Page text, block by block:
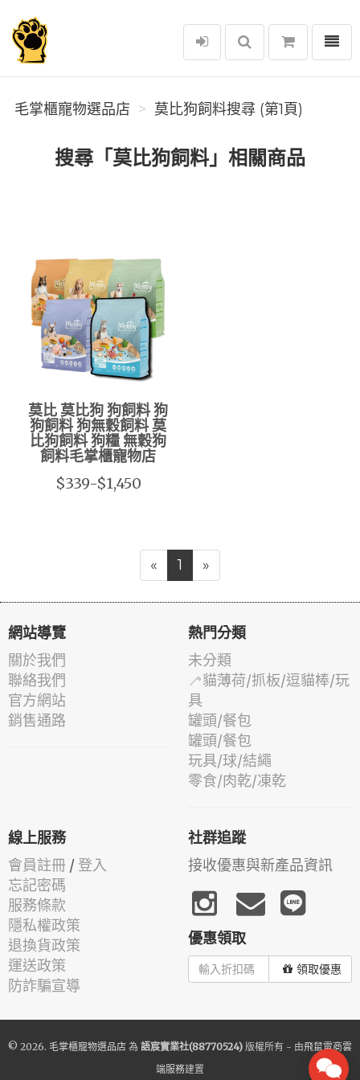
毛掌櫃寵物選品店
選單
毛掌櫃寵物選品店 莫比狗飼料搜尋 (第1頁)
搜尋「莫比狗飼料」相關商品
莫比 莫比狗 狗飼料 狗
狗飼料 狗無穀飼料 莫
比狗飼料 狗糧 無穀狗
飼料毛掌櫃寵物店
$339-$1,450
« 1 »
網站導覽
關於我們
聯絡我們
官方網站
銷售通路
熱門分類
未分類
🦯貓薄荷/抓板/逗貓棒/玩
具
罐頭/餐包
罐頭/餐包
玩具/球/結繩
零食/肉乾/凍乾
線上服務
會員註冊 / 登入
忘記密碼
服務條款
隱私權政策
退換貨政策
運送政策
防詐騙宣導
社群追蹤
接收優惠與新產品資訊
優惠領取
領取優惠
© 2026. 毛掌櫃寵物選品店 為 語宸實業社(88770524) 版權所有 - 由飛鼠電商雲
端服務建置